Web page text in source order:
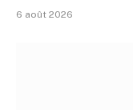
6 août 2026